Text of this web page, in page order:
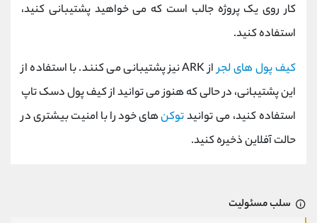
کار روی یک پروژه جالب است که می خواهید پشتیبانی کنید،
استفاده کنید.
کیف پول های لجر
از ARK نیز پشتیبانی می کنند. با استفاده از
این پشتیبانی، در حالی که هنوز می توانید از کیف پول دسک تاپ
استفاده کنید، می توانیدتوکنهای خود را با امنیت بیشتری در
حالت آفلاین ذخیره کنید.
سلب مسئولیت